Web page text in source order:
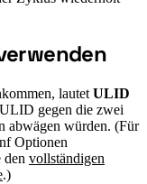
lautet ULID
gegen die zwei
abwägen würden. (Für
Optionen
vollständigen
.)